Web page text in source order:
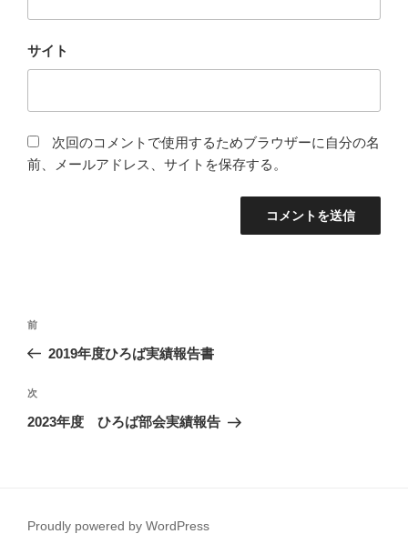
サイト
次回のコメントで使用するためブラウザーに自分の名
前、メールアドレス、サイトを保存する。
投
ナ
ビ
ゲ
ン
前
の
稿
前
2019年度ひろば実績報告書
次
の
次
2023年度 ひろば部会実績報告
Proudly powered by WordPress